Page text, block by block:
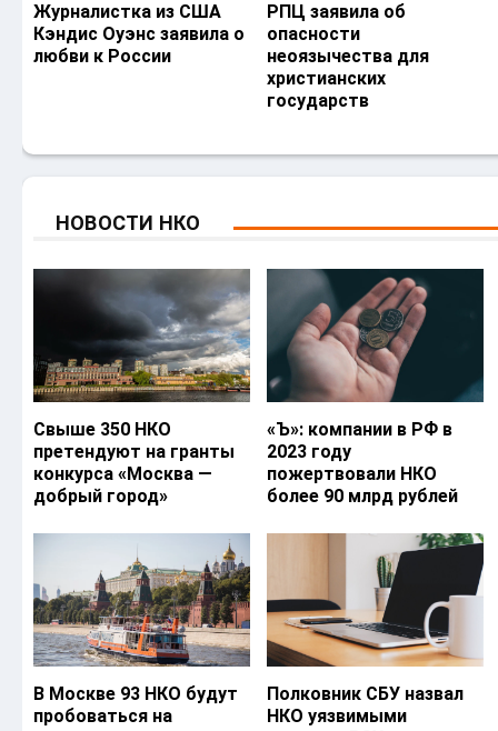
Журналистка из США
Кэндис Оуэнс заявила о
любви к России
РПЦ заявила об
опасности
неоязычества для
христианских
государств
НОВОСТИ НКО
Свыше 350 НКО
претендуют на гранты
конкурса «Москва —
добрый город»
«Ъ‎»: компании в РФ в
2023 году
пожертвовали НКО
более 90 млрд рублей
В Москве 93 НКО будут
пробоваться на
Полковник СБУ назвал
НКО уязвимыми